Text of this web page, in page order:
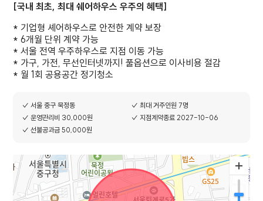
[국내 최초, 최대 쉐어하우스 우주의 혜택]
* 기업형 셰어하우스로 안전한 계약 보장
* 6개월 단위 계약 가능
* 서울 전역 우주하우스로 지점 이동 가능
* 가구, 가전, 무선인터넷까지! 풀옵션으로 이사비용 절감
* 월 1회 공용공간 정기청소
✓ 서울 중구 묵정동
✓ 최대 거주인원 7명
✓ 운영관리비 30,000원
✓ 지점계약종료 2027-10-06
✓ 선불공과금 50,000원